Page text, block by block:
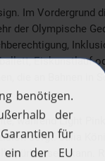
Im Vordergrund
der Olympische
Eiskunstlauf
die an Bahnen in
während Light
sorgt. Julia
spürbar sein kann.